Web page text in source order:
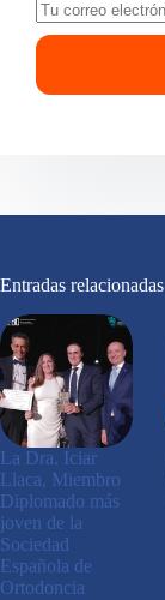
Entradas relacionadas
La Dra. Iciar
Llaca, Miembro
Diplomado más
joven de la
Sociedad
Española de
Ortodoncia